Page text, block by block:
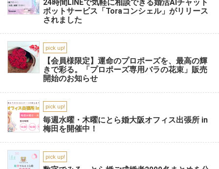
24時間LINEで気軽に相談できる婚活AIチャット
ボットサービス「Toraコンシェル」がリリース
されました
pick up!
【会員様限定】運命のプロポーズを、最高の輝
きで彩る。「プロポーズ専用バラの花束」販売
開始のお知らせ
pick up!
毎週水曜・木曜にとら婚大阪オフィス出張所 in
梅田を開催中！
pick up!